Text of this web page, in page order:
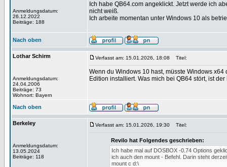
Anmeldungsdatum:
26.12.2022
Beiträge: 188
Ich habe QB64.com angeklickt. Jetzt werde ich
nicht weiß.
Ich arbeite momentan unter Windows 10 als
Nach oben
Lothar Schirm
Anmeldungsdatum:
24.04.2006
Beiträge: 73
Wohnort: Bayern
Verfasst am: 15.01.2026, 18:08 Titel:
Wenn du Windows 10 hast, müsste Windows
Edition installiert. Was mich bei QB64 stört, ist
Nach oben
Berkeley
Anmeldungsdatum:
13.05.2024
Beiträge: 118
Verfasst am: 15.01.2026, 19:30 Titel:
Revilo hat Folgendes geschrieben:
Ich habe mal auf DOSBOX -0.74 Options
ich auch den mount - Befehl. Darin steht
mount c d:\